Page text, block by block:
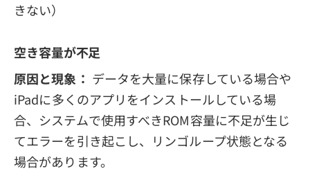
きない）
空き容量が不足
原因と現象： データを大量に保存している場合や
iPadに多くのアプリをインストールしている場
合、システムで使用すべきROM容量に不足が生じ
てエラーを引き起こし、リンゴループ状態となる
場合があります。